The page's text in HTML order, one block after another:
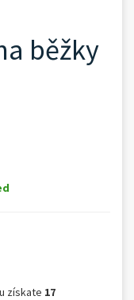
běžky
získate 17